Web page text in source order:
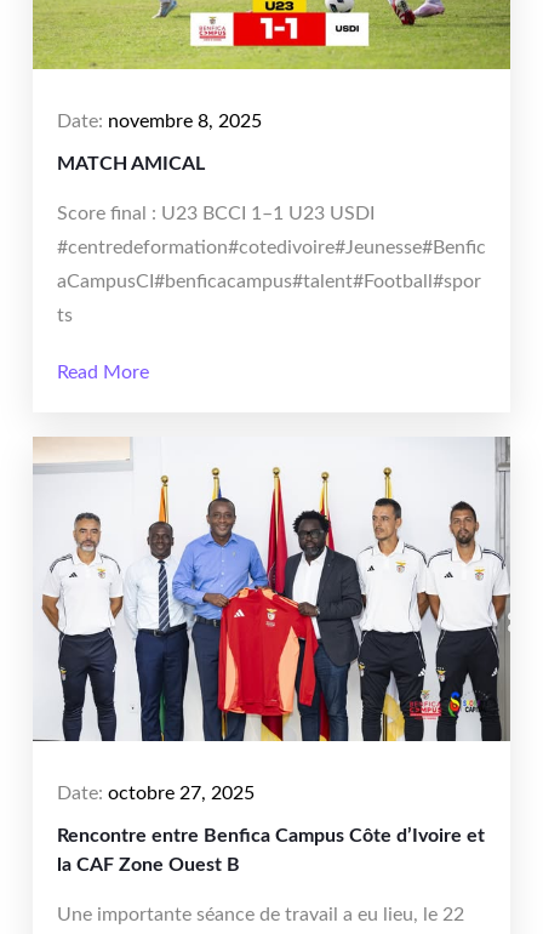
Date: novembre 8, 2025
MATCH AMICAL
Score final : U23 BCCI 1–1 U23 USDI
#centredeformation#cotedivoire#Jeunesse#Benfic
aCampusCI#benficacampus#talent#Football#spor
ts
Read More
Date: octobre 27, 2025
Rencontre entre Benfica Campus Côte d’Ivoire et
la CAF Zone Ouest B
Une importante séance de travail a eu lieu, le 22